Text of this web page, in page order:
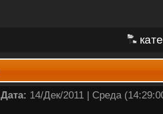
Дата: 14/Дек/2011 | Среда